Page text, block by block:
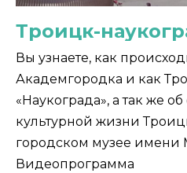
Троицк-
Вы узнаете, как
Академгородка и как
«Наукограда», а так же
культурной жизни
городском музее имени
Видеопрограмма